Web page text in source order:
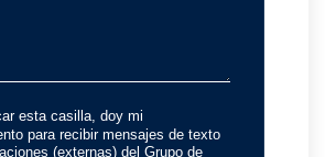
esta casilla, doy mi
para recibir mensajes de texto
(externas) del Grupo de